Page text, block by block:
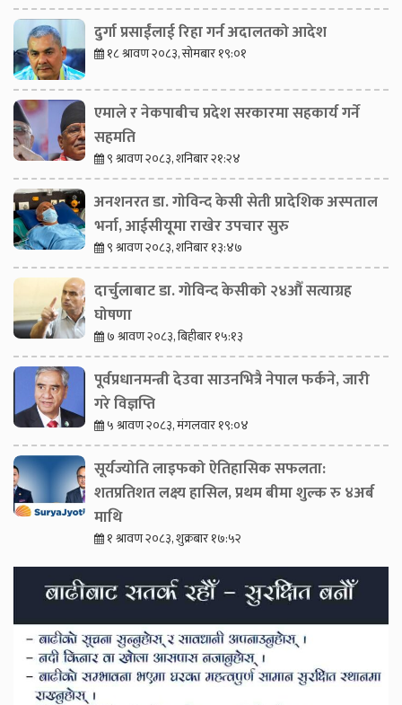
दुर्गा प्रसाईंलाई रिहा गर्न अदालतको आदेश
१८ श्रावण २०८३, सोमबार १९:०१
एमाले र नेकपाबीच प्रदेश सरकारमा सहकार्य गर्ने
सहमति
९ श्रावण २०८३, शनिबार २१:२४
अनशनरत डा. गोविन्द केसी सेती प्रादेशिक अस्पताल
भर्ना, आईसीयूमा राखेर उपचार सुरु
९ श्रावण २०८३, शनिबार १३:४७
दार्चुलाबाट डा. गोविन्द केसीको २४औँ सत्याग्रह
घोषणा
७ श्रावण २०८३, बिहीबार १५:१३
पूर्वप्रधानमन्त्री देउवा साउनभित्रै नेपाल फर्कने, जारी
गरे विज्ञप्ति
५ श्रावण २०८३, मंगलवार १९:०४
सूर्यज्योति लाइफको ऐतिहासिक सफलता:
शतप्रतिशत लक्ष्य हासिल, प्रथम बीमा शुल्क रु ४अर्ब
माथि
१ श्रावण २०८३, शुक्रबार १७:५२